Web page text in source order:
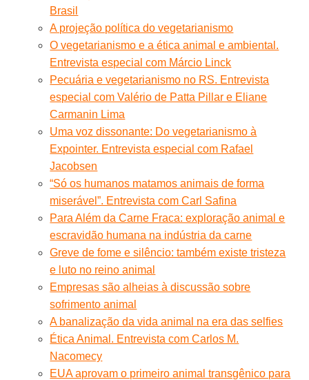
Brasil
A projeção política do vegetarianismo
O vegetarianismo e a ética animal e ambiental.
Entrevista especial com Márcio Linck
Pecuária e vegetarianismo no RS. Entrevista
especial com Valério de Patta Pillar e Eliane
Carmanin Lima
Uma voz dissonante: Do vegetarianismo à
Expointer. Entrevista especial com Rafael
Jacobsen
“Só os humanos matamos animais de forma
miserável”. Entrevista com Carl Safina
Para Além da Carne Fraca: exploração animal e
escravidão humana na indústria da carne
Greve de fome e silêncio: também existe tristeza
e luto no reino animal
Empresas são alheias à discussão sobre
sofrimento animal
A banalização da vida animal na era das selfies
Ética Animal. Entrevista com Carlos M.
Nacomecy
EUA aprovam o primeiro animal transgênico para